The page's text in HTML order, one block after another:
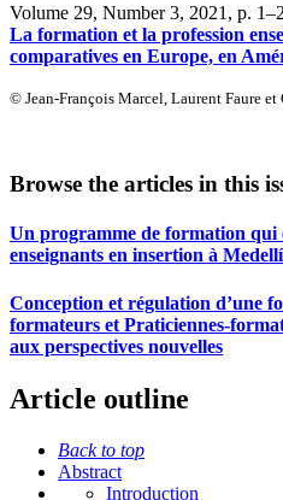
Volume 29, Number 3, 2021 , p.
La formation et la profession
comparatives en Europe, en
© Jean-François Marcel, Laurent Faure et
Browse the articles in this
Un programme de formation qui
enseignants en insertion à
Conception et régulation d’une
formateurs et Praticiennes-
aux perspectives nouvelles
Article outline
Back to top
Abstract
Introduction